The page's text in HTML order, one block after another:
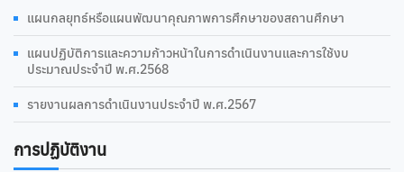
แผนกลยุทธ์หรือแผนพัฒนาคุณภาพการศึกษาของสถานศึกษา
แผนปฏิบัติการและความก้าวหน้าในการดำเนินงานและการใช้งบ
ประมาณประจำปี พ.ศ.2568
รายงานผลการดำเนินงานประจำปี พ.ศ.2567
การปฏิบัติงาน